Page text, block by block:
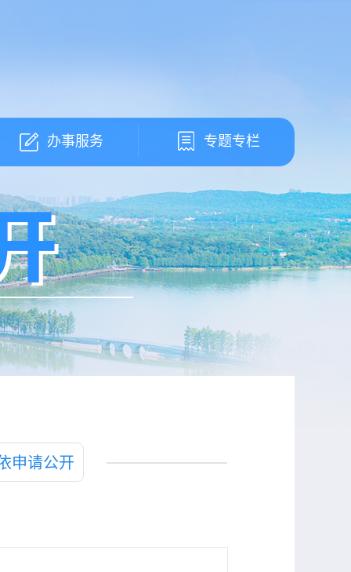
办事服务 专题专栏
申请公开